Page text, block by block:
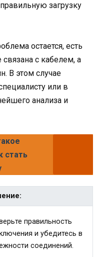
загрузку
остается, есть
связана с кабелем, а
В этом случае
или в
анализа и
стать
правильность
и убедитесь в
соединений.